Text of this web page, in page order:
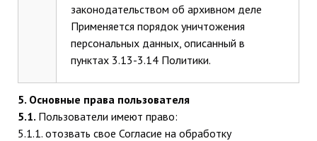
законодательством об архивном деле
Применяется порядок уничтожения
персональных данных, описанный в
пунктах 3.13-3.14 Политики.
5. Основные права пользователя
5.1. Пользователи имеют право:
5.1.1. отозвать свое Согласие на обработку